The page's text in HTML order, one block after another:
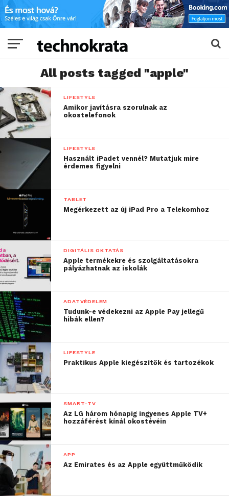
All posts tagged "apple"
LIFESTYLE
Amikor javításra szorulnak az
okostelefonok
LIFESTYLE
Használt iPadet vennél? Mutatjuk mire
érdemes figyelni
TABLET
Megérkezett az új iPad Pro a Telekomhoz
DIGITÁLIS OKTATÁS
Apple termékekre és szolgáltatásokra
pályázhatnak az iskolák
ADATVÉDELEM
Tudunk-e védekezni az Apple Pay jellegű
hibák ellen?
LIFESTYLE
Praktikus Apple kiegészítők és tartozékok
SMART-TV
Az LG három hónapig ingyenes Apple TV+
hozzáférést kínál okostévéin
APP
Az Emirates és az Apple együttműködik